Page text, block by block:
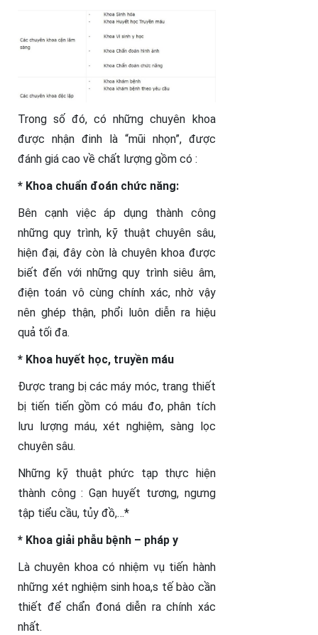
Trong số đó, có những chuyên khoa
được nhận đinh là “mũi nhọn”, được
đánh giá cao về chất lượng gồm có :
* Khoa chuẩn đoán chức năng:
Bên cạnh việc áp dụng thành công
những quy trình, kỹ thuật chuyên sâu,
hiện đại, đây còn là chuyên khoa được
biết đến với những quy trình siêu âm,
điện toán vô cùng chính xác, nhờ vậy
nên ghép thận, phổi luôn diễn ra hiệu
quả tối đa.
* Khoa huyết học, truyền máu
Được trang bị các máy móc, trang thiết
bị tiến tiến gồm có máu đo, phân tích
lưu lượng máu, xét nghiệm, sàng lọc
chuyên sâu.
Những kỹ thuật phức tạp thực hiện
thành công : Gạn huyết tương, ngưng
tập tiểu cầu, tủy đồ,…*
* Khoa giải phẫu bệnh – pháp y
Là chuyên khoa có nhiệm vụ tiến hành
những xét nghiệm sinh hoa,s tế bào cần
thiết để chẩn đoná diễn ra chính xác
nhất.